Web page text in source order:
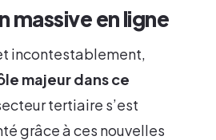
massive en ligne
incontestablement,
majeur dans ce
tertiaire s’est
grâce à ces nouvelles